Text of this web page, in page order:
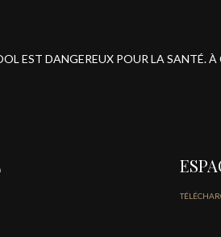
EST DANGEREUX POUR LA SANTÉ.